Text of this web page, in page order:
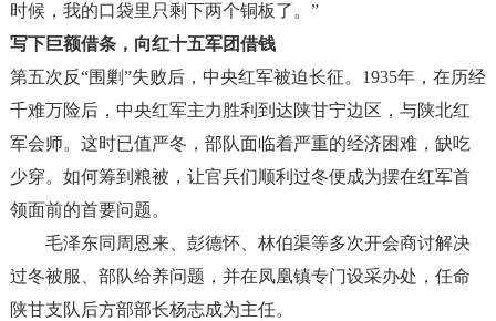
时候，我的口袋里只剩下两个铜板了。 ”
写下巨额借条，向红十五军团借钱
第五次反“围剿”失败后，中央红军被迫长征。 1935年，在历经
千难万险后，中央红军主力胜利到达陕甘宁边区，与陕北红
军会师。这时已值严冬，部队面临着严重的经济困难，缺吃
少穿。如何筹到粮被，让官兵们顺利过冬便成为摆在红军首
领面前的首要问题。
毛泽东同周恩来、彭德怀、林伯渠等多次开会商讨解决
过冬被服、部队给养问题，并在凤凰镇专门设采办处，任命
陕甘支队后方部部长杨志成为主任。